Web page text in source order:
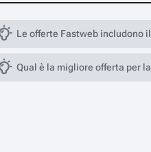
Le offerte Fastweb includono
Qual è la migliore offerta per